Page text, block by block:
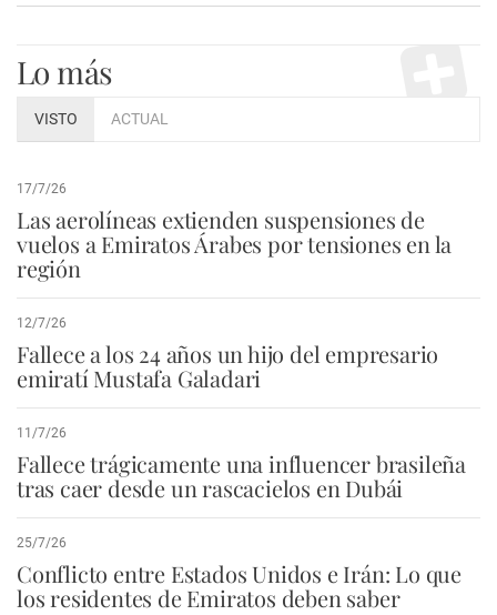
Lo más
VISTO ACTUAL
17/7/26
Las aerolíneas extienden suspensiones de
vuelos a Emiratos Árabes por tensiones en la
región
12/7/26
Fallece a los 24 años un hijo del empresario
emiratí Mustafa Galadari
11/7/26
Fallece trágicamente una influencer brasileña
tras caer desde un rascacielos en Dubái
25/7/26
Conflicto entre Estados Unidos e Irán: Lo que
los residentes de Emiratos deben saber